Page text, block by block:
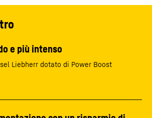
e più intenso
Liebherr dotato di Power Boost